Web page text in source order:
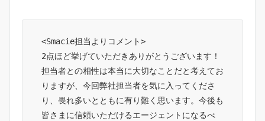
<Smacie担当よりコメント>
2点ほど挙げていただきありがとうございます！
担当者との相性は本当に大切なことだと考えてお
りますが、今回弊社担当者を気に入ってくださ
り、畏れ多いとともに有り難く思います。今後も
皆さまに信頼いただけるエージェントになるべ